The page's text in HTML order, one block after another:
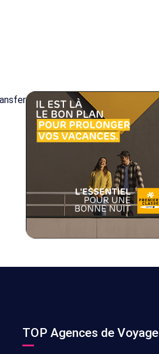
TOP Agences de Voyage